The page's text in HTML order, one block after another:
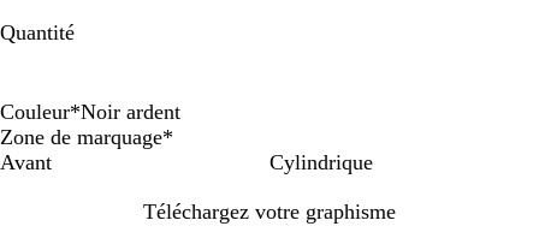
Quantité
Couleur*Noir ardent
N
o
B
l
Zone de marquage*
Avant
Cylindrique
Téléchargez votre graphisme